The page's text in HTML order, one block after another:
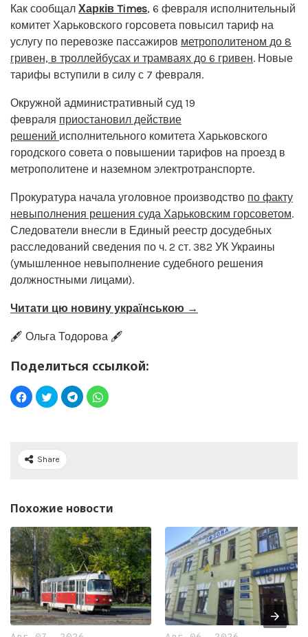
Как сообщал Харків Times, 6 февраля исполнительный
комитет Харьковского горсовета повысил тариф на
услугу по перевозке пассажиров метрополитеном до 8
гривен, в троллейбусах и трамваях до 6 гривен. Новые
тарифы вступили в силу с 7 февраля.
Окружной административный суд 19
февраля приостановил действие
решений исполнительного комитета Харьковского
городского совета о повышении тарифов на проезд в
метрополитене и наземном электротранспорте.
Прокуратура начала уголовное производство по факту
невыполнения решения суда Харьковским горсоветом.
Следователи внесли в Единый реестр досудебных
расследований сведения по ч. 2 ст. 382 УК Украины
(умышленное невыполнение судебного решения
должностными лицами).
Читати цю новину українською →
🖋️ Ольга Тодорова 🖋️
Поделиться ссылкой:
Share
Похожие новости